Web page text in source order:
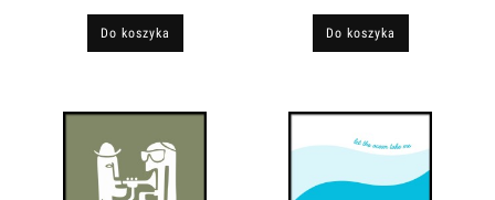
Do koszyka Do koszyka